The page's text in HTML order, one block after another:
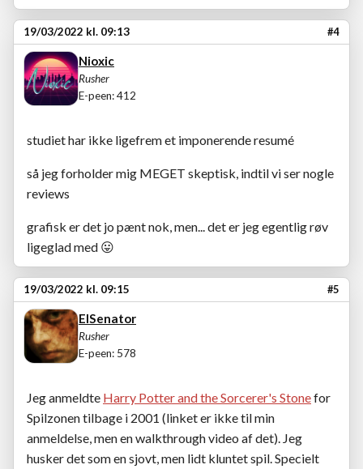
19/03/2022 kl. 09:13 #4
Nioxic
Rusher
E-peen: 412
studiet har ikke ligefrem et imponerende resumé
så jeg forholder mig MEGET skeptisk, indtil vi ser nogle
reviews
grafisk er det jo pænt nok, men... det er jeg egentlig røv
ligeglad med 😛
19/03/2022 kl. 09:15 #5
ElSenator
Rusher
E-peen: 578
Jeg anmeldte Harry Potter and the Sorcerer's Stonefor
Spilzonen tilbage i 2001 (linket er ikke til min
anmeldelse, men en walkthrough video af det). Jeg
husker det som en sjovt, men lidt kluntet spil. Specielt